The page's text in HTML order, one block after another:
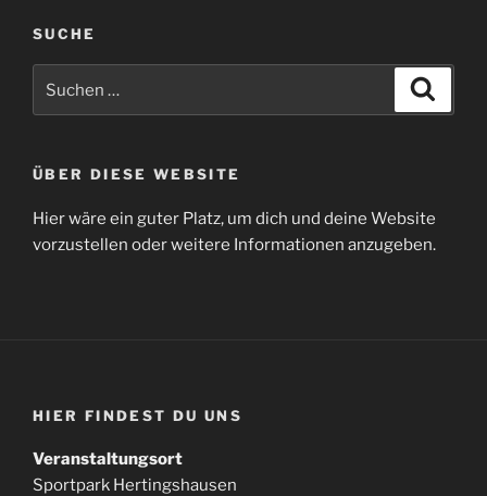
SUCHE
nach:
ÜBER DIESE WEBSITE
Hier wäre ein guter Platz, um dich und deine Website
vorzustellen oder weitere Informationen anzugeben.
HIER FINDEST DU UNS
Veranstaltungsort
Sportpark Hertingshausen